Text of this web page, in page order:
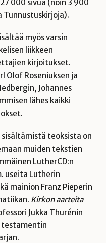
000 sivua (noin 3 900
Tunnustuskirjoja).
myös varsin
liikkeen
kirjoitukset.
Olof Roseniuksen ja
Johannes
lähes kaikki
teoksista on
muiden tekstien
LutherCD:n
useita Lutherin
mainion Franz Pieperin
Kirkon aarteita
Jukka Thurénin
testamentin